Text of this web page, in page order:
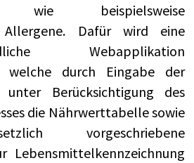
wie beispielsweise
Allergene. Dafür wird eine
Webapplikation
welche durch Eingabe der
Berücksichtigung des
die Nährwerttabelle sowie
vorgeschriebene
Lebensmittelkennzeichnung